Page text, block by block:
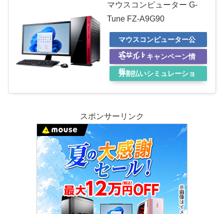
マウスコンピューター G-
Tune FZ-A9G90
マウスコンピューター公
式サイト
セール・キャンペーン情
報
分割払いシミュレーショ
スポンサーリンク